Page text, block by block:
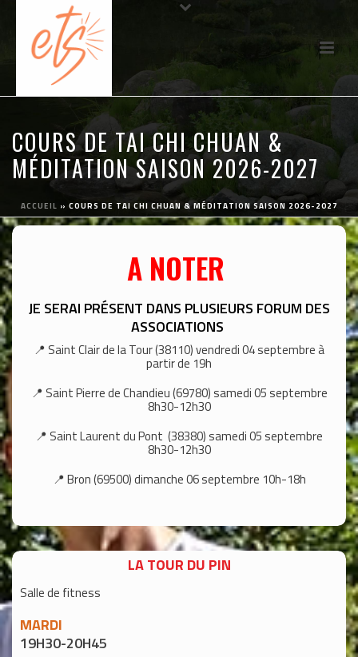
COURS DE TAI CHI CHUAN &
MÉDITATION SAISON 2026-2027
ACCUEIL » COURS DE TAI CHI CHUAN & MÉDITATION SAISON 2026-2027
A NOTER
JE SERAI PRÉSENT DANS PLUSIEURS FORUM DES
ASSOCIATIONS
📍 Saint Clair de la Tour (38110) vendredi 04 septembre à
partir de 19h
📍 Saint Pierre de Chandieu (69780) samedi 05 septembre
8h30-12h30
📍 Saint Laurent du Pont (38380) samedi 05 septembre
8h30-12h30
📍 Bron (69500) dimanche 06 septembre 10h-18h
LA TOUR DU PIN
Salle de fitness
MARDI
19H30-20H45